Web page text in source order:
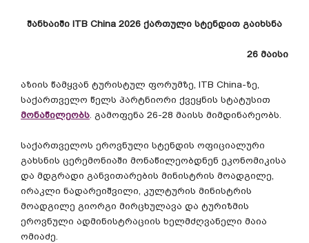
შანხაიში ITB China 2026 ქართული სტენდით გაიხსნა
26 მაისი
აზიის წამყვან ტურისტულ ფორუმზე, ITB China-ზე,
საქართველო წელს პარტნიორი ქვეყნის სტატუსით
მონაწილეობს. გამოფენა 26-28 მაისს მიმდინარეობს.
საქართველოს ეროვნული სტენდის ოფიციალური
გახსნის ცერემონიაში მონაწილეობდნენ ეკონომიკისა
და მდგრადი განვითარების მინისტრის მოადგილე,
ირაკლი ნადარეიშვილი, კულტურის მინისტრის
მოადგილე გიორგი მირცხულავა და ტურიზმის
ეროვნული ადმინისტრაციის ხელმძღვანელი მაია
ომიაძე.